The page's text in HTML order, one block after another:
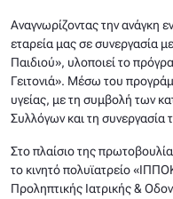
Αναγνωρίζοντας την ανάγκη
εταρεία μας σε συνεργασία
Παιδιού», υλοποιεί το
Γειτονιά». Μέσω του
υγείας, με τη συμβολή των
Συλλόγων και τη
Στο πλαίσιο της
το κινητό πολυϊατρείο
Προληπτικής Ιατρικής &